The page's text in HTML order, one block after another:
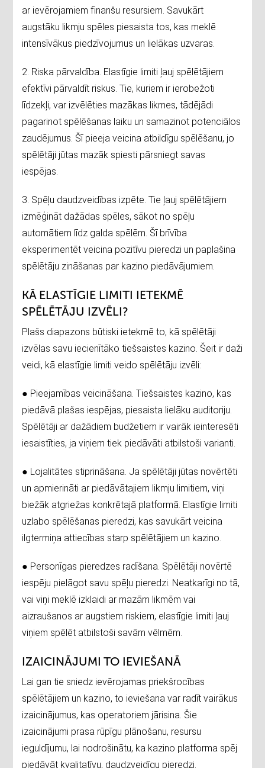
ar ievērojamiem finanšu resursiem. Savukārt
augstāku likmju spēles piesaista tos, kas meklē
intensīvākus piedzīvojumus un lielākas uzvaras.
2. Riska pārvaldība. Elastīgie limiti ļauj spēlētājiem
efektīvi pārvaldīt riskus. Tie, kuriem ir ierobežoti
līdzekļi, var izvēlēties mazākas likmes, tādējādi
pagarinot spēlēšanas laiku un samazinot potenciālos
zaudējumus. Šī pieeja veicina atbildīgu spēlēšanu, jo
spēlētāji jūtas mazāk spiesti pārsniegt savas
iespējas.
3. Spēļu daudzveidības izpēte. Tie ļauj spēlētājiem
izmēģināt dažādas spēles, sākot no spēļu
automātiem līdz galda spēlēm. Šī brīvība
eksperimentēt veicina pozitīvu pieredzi un paplašina
spēlētāju zināšanas par kazino piedāvājumiem.
KĀ ELASTĪGIE LIMITI IETEKMĒ
SPĒLĒTĀJU IZVĒLI?
Plašs diapazons būtiski ietekmē to, kā spēlētāji
izvēlas savu iecienītāko tiešsaistes kazino. Šeit ir daži
veidi, kā elastīgie limiti veido spēlētāju izvēli:
● Pieejamības veicināšana. Tiešsaistes kazino, kas
piedāvā plašas iespējas, piesaista lielāku auditoriju.
Spēlētāji ar dažādiem budžetiem ir vairāk ieinteresēti
iesaistīties, ja viņiem tiek piedāvāti atbilstoši varianti.
● Lojalitātes stiprināšana. Ja spēlētāji jūtas novērtēti
un apmierināti ar piedāvātajiem likmju limitiem, viņi
biežāk atgriežas konkrētajā platformā. Elastīgie limiti
uzlabo spēlēšanas pieredzi, kas savukārt veicina
ilgtermiņa attiecības starp spēlētājiem un kazino.
● Personīgas pieredzes radīšana. Spēlētāji novērtē
iespēju pielāgot savu spēļu pieredzi. Neatkarīgi no tā,
vai viņi meklē izklaidi ar mazām likmēm vai
aizraušanos ar augstiem riskiem, elastīgie limiti ļauj
viņiem spēlēt atbilstoši savām vēlmēm.
IZAICINĀJUMI TO IEVIEŠANĀ
Lai gan tie sniedz ievērojamas priekšrocības
spēlētājiem un kazino, to ieviešana var radīt vairākus
izaicinājumus, kas operatoriem jārisina. Šie
izaicinājumi prasa rūpīgu plānošanu, resursu
ieguldījumu, lai nodrošinātu, ka kazino platforma spēj
piedāvāt kvalitatīvu, daudzveidīgu pieredzi.